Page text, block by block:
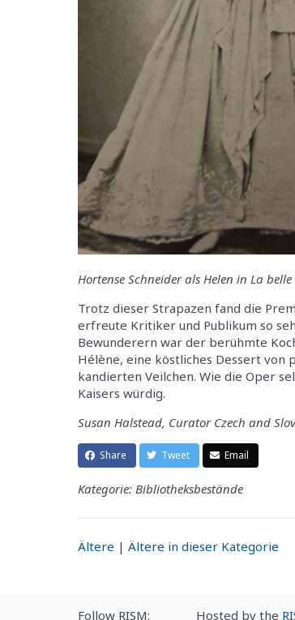
Hortense Schneider als Helen in La
Trotz dieser Strapazen fand die
erfreute Kritiker und Publikum so
Bewunderern war der berühmte
Hélène, eine köstliches Dessert von
kandierten Veilchen. Wie die Oper
Kaisers würdig.
Susan Halstead, Curator Czech and
Share Tweet Email
Kategorie: Bibliotheksbestände
Ältere | Ältere in dieser Kategorie
Follow RISM: Hosted by the